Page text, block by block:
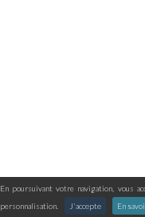
En poursuivant votre navigation, vous
personnalisation.
J'accepte En